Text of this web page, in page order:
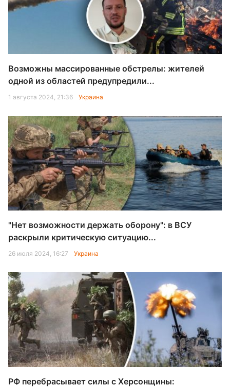
Возможны массированные обстрелы: жителей
одной из областей предупредили...
1 августа 2024, 21:36 Украина
"Нет возможности держать оборону": в ВСУ
раскрыли критическую ситуацию...
26 июля 2024, 16:27 Украина
РФ перебрасывает силы с Херсонщины: